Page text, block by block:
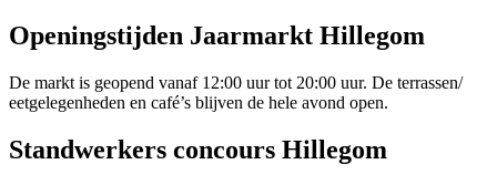
Openingstijden Jaarmarkt Hillegom
De markt is geopend vanaf 12:00 uur tot 20:00 uur. De terrassen/
eetgelegenheden en café’s blijven de hele avond open.
Standwerkers concours Hillegom